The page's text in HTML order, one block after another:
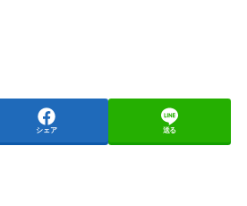
シェア 送る